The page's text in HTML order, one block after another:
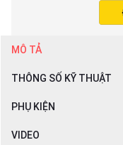
MÔ TẢ
THÔNG SỐ KỸ THUẬT
PHỤ KIỆN
VIDEO